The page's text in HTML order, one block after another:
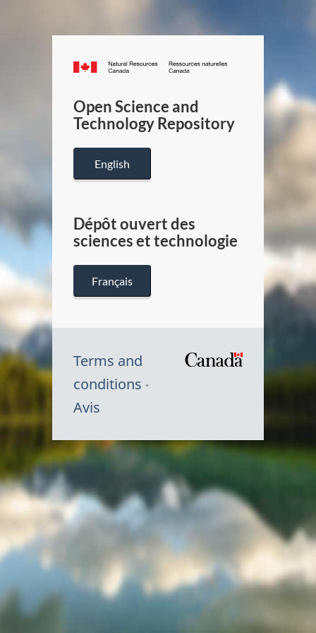
Canada.ca
/
Canada
Open Science and
Technology Repository
English
Dépôt ouvert des
sciences et technologie
Français
Terms and
conditions
Avis
Symbole
du